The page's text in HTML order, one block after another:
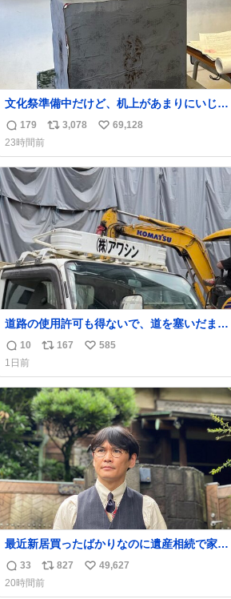
文化祭準備中だけど、机上があまりにいじめ
っぽすぎる
返
信
数
179
リ
ス
ト
数
3,078
い
ね
数
69,128
23時間前
道路の使用許可も得ないで、道を塞いだまま
解体作業してる。 写真を撮ろうとしたら「勝
手に写真撮るな馬鹿野郎」と罵倒されるな
ど。
返
信
数
10
リ
ス
ト
数
167
い
ね
数
585
1日前
最近新居買ったばかりなのに遺産相続で家も
らっちゃった長男
返
信
33
リ
ポ
827
い
49,627
20時間前